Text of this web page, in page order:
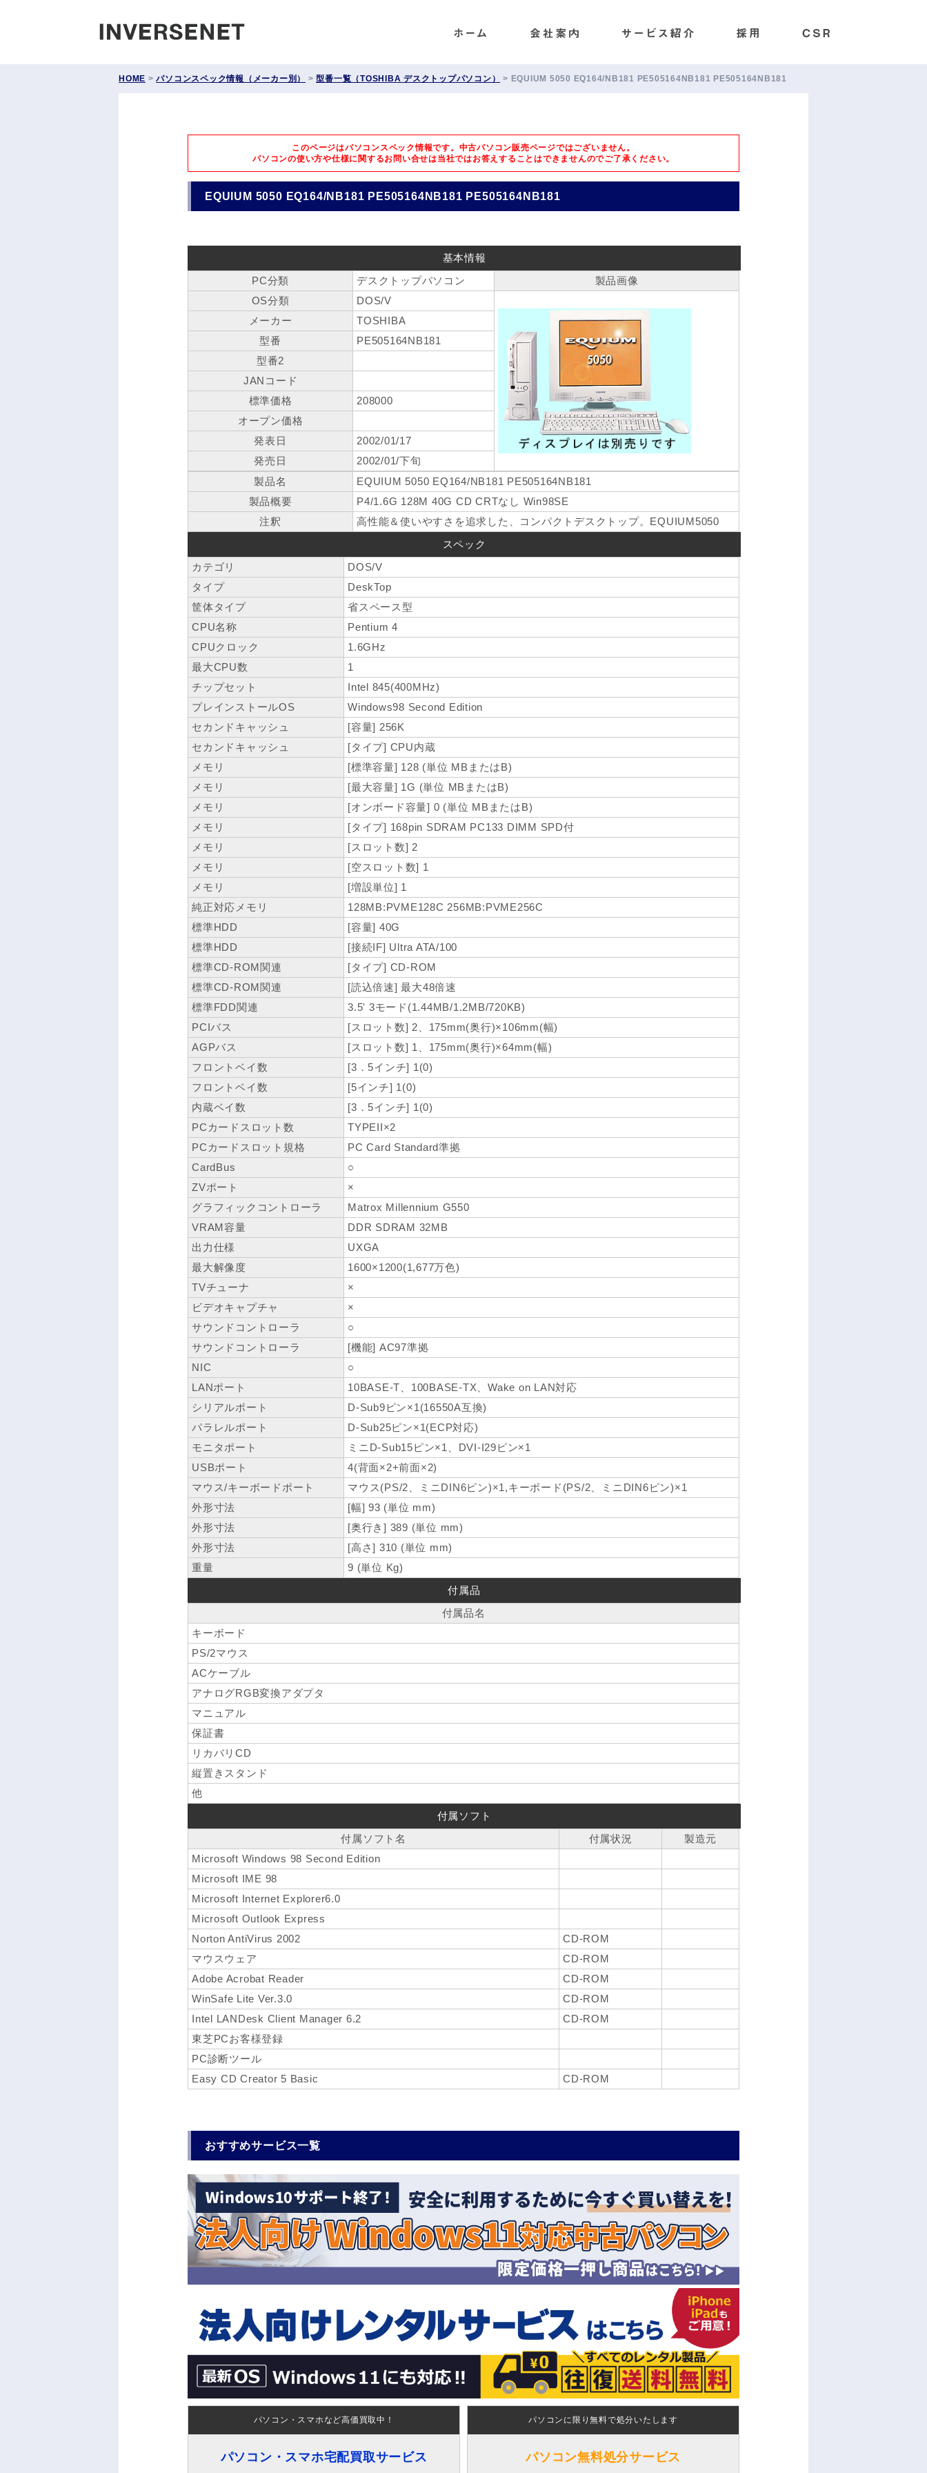
HOME >パソコンスペック情報（メーカー別） >型番一覧（TOSHIBA デスクトップパソコン） > EQUIUM 5050 EQ164/NB181 PE505164NB181 PE505164NB181
このページはパソコンスペック情報です。中古パソコン販売ページではございません。
パソコンの使い方や仕様に関するお問い合せは当社ではお答えすることはできませんのでご了承ください。
EQUIUM 5050 EQ164/NB181 PE505164NB181 PE505164NB181
基本情報
PC分類
デスクトップパソコン
製品画像
OS分類
DOS/V
メーカー
TOSHIBA
型番
PE505164NB181
型番2
JANコード
標準価格
208000
オープン価格
発表日
2002/01/17
発売日
2002/01/下旬
製品名
EQUIUM 5050 EQ164/NB181 PE505164NB181
製品概要
P4/1.6G 128M 40G CD CRTなし Win98SE
注釈
高性能＆使いやすさを追求した、コンパクトデスクトップ。EQUIUM5050
スペック
カテゴリ
DOS/V
タイプ
DeskTop
筐体タイプ
省スペース型
CPU名称
Pentium 4
CPUクロック
1.6GHz
最大CPU数
1
チップセット
Intel 845(400MHz)
プレインストールOS
Windows98 Second Edition
セカンドキャッシュ
[容量] 256K
セカンドキャッシュ
[タイプ] CPU内蔵
メモリ
[標準容量] 128 (単位 MBまたはB)
メモリ
[最大容量] 1G (単位 MBまたはB)
メモリ
[オンボード容量] 0 (単位 MBまたはB)
メモリ
[タイプ] 168pin SDRAM PC133 DIMM SPD付
メモリ
[スロット数] 2
メモリ
[空スロット数] 1
メモリ
[増設単位] 1
純正対応メモリ
128MB:PVME128C 256MB:PVME256C
標準HDD
[容量] 40G
標準HDD
[接続IF] Ultra ATA/100
標準CD-ROM関連
[タイプ] CD-ROM
標準CD-ROM関連
[読込倍速] 最大48倍速
標準FDD関連
3.5' 3モード(1.44MB/1.2MB/720KB)
PCIバス
[スロット数] 2、175mm(奥行)×106mm(幅)
AGPバス
[スロット数] 1、175mm(奥行)×64mm(幅)
フロントベイ数
[3．5インチ] 1(0)
フロントベイ数
[5インチ] 1(0)
内蔵ベイ数
[3．5インチ] 1(0)
PCカードスロット数
TYPEII×2
PCカードスロット規格
PC Card Standard準拠
CardBus
○
ZVポート
×
グラフィックコントローラ
Matrox Millennium G550
VRAM容量
DDR SDRAM 32MB
出力仕様
UXGA
最大解像度
1600×1200(1,677万色)
TVチューナ
×
ビデオキャプチャ
×
サウンドコントローラ
○
サウンドコントローラ
[機能] AC97準拠
NIC
○
LANポート
10BASE-T、100BASE-TX、Wake on LAN対応
シリアルポート
D-Sub9ピン×1(16550A互換)
パラレルポート
D-Sub25ピン×1(ECP対応)
モニタポート
ミニD-Sub15ピン×1、DVI-I29ピン×1
USBポート
4(背面×2+前面×2)
マウス/キーボードポート
マウス(PS/2、ミニDIN6ピン)×1,キーボード(PS/2、ミニDIN6ピン)×1
外形寸法
[幅] 93 (単位 mm)
外形寸法
[奥行き] 389 (単位 mm)
外形寸法
[高さ] 310 (単位 mm)
重量
9 (単位 Kg)
付属品
付属品名
キーボード
PS/2マウス
ACケーブル
アナログRGB変換アダプタ
マニュアル
保証書
リカバリCD
縦置きスタンド
他
付属ソフト
付属ソフト名
付属状況
製造元
Microsoft Windows 98 Second Edition
Microsoft IME 98
Microsoft Internet Explorer6.0
Microsoft Outlook Express
Norton AntiVirus 2002
CD-ROM
マウスウェア
CD-ROM
Adobe Acrobat Reader
CD-ROM
WinSafe Lite Ver.3.0
CD-ROM
Intel LANDesk Client Manager 6.2
CD-ROM
東芝PCお客様登録
PC診断ツール
Easy CD Creator 5 Basic
CD-ROM
おすすめサービス一覧
パソコン・スマホなど高価買取中！
パソコン・スマホ宅配買取サービス
パソコンに限り無料で処分いたします
パソコン無料処分サービス